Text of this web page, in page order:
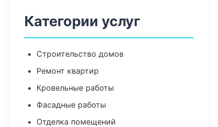
Категории услуг
Строительство домов
Ремонт квартир
Кровельные работы
Фасадные работы
Отделка помещений